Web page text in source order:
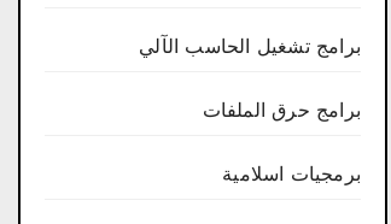
برامج تشغيل الحاسب الآلي
برامج حرق الملفات
برمجيات اسلامية